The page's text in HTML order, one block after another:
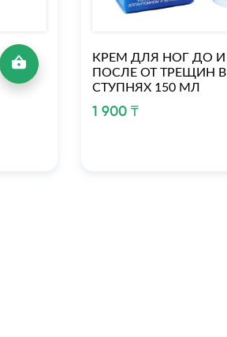
КРЕМ ДЛЯ НОГ ДО И
ПОСЛЕ ОТ ТРЕЩИН В
СТУПНЯХ 150 МЛ
1 900 ₸